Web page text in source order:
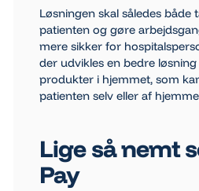
Løsningen skal således både
patienten og gøre
mere sikker for
der udvikles en bedre
produkter i hjemmet, som
patienten selv eller af
Lige så nemt
Pay